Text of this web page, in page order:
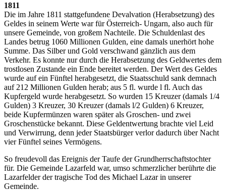
1811
Die im Jahre 1811 stattgefundene Devalvation (Herabsetzung) des
Geldes in seinem Werte war für Österreich- Ungarn, also auch für
unsere Gemeinde, von großem Nachteile. Die Schuldenlast des
Landes betrug 1060 Millionen Gulden, eine damals unerhört hohe
Summe. Das Silber und Gold verschwand gänzlich aus dem
Verkehr. Es konnte nur durch die Herabsetzung des Geldwertes dem
trostlosen Zustande ein Ende bereitet werden. Der Wert des Geldes
wurde auf ein Fünftel herabgesetzt, die Staatsschuld sank demnach
auf 212 Millionen Gulden herab; aus 5 fl. wurde l fl. Auch das
Kupfergeld wurde herabgesetzt. So wurden 15 Kreuzer (damals 1/4
Gulden) 3 Kreuzer, 30 Kreuzer (damals l/2 Gulden) 6 Kreuzer,
beide Kupfermünzen waren später als Groschen- und zwei
Groschenstücke bekannt. Diese Geldentwertung brachte viel Leid
und Verwirrung, denn jeder Staatsbürger verlor dadurch über Nacht
vier Fünftel seines Vermögens.
So freudevoll das Ereignis der Taufe der Grundherrschaftstochter
für. Die Gemeinde Lazarfeld war, umso schmerzlicher berührte die
Lazarfelder der tragische Tod des Michael Lazar in unserer
Gemeinde.